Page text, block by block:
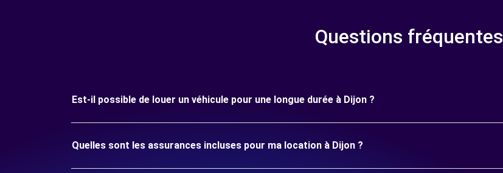
Questions fréquentes
Est-il possible de louer un véhicule pour une longue durée à Dijon ?
Quelles sont les assurances incluses pour ma location à Dijon ?